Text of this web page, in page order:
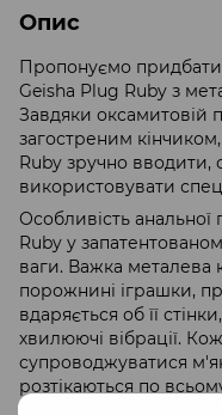
Опис
Пропонуємо
Geisha Plug Ruby з
Завдяки оксамитовій
загостреним
Ruby зручно
використовувати
Особливість
Ruby у
ваги. Важка металева
порожнині іграшки,
вдаряється об її
хвилюючі вібрації.
супроводжуватися
розтікаються по